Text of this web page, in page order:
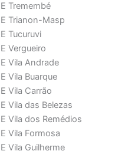
Tremembé
Trianon-Masp
Tucuruvi
Vergueiro
Vila Andrade
Vila Buarque
Vila Carrão
Vila das Belezas
Vila dos Remédios
Vila Formosa
Vila Guilherme